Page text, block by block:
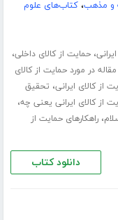
و مذهب،کتاب‌های علوم
،حمایت از کالای داخلی،
مقاله در مورد حمایت از کالای
از کالای ایرانی، تحقیق
از کالای ایرانی یعنی چه،
،راهکارهای حمایت از
دانلود کتاب